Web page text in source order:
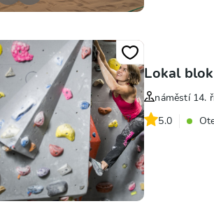
Lokal blok
náměstí 14.
5.0